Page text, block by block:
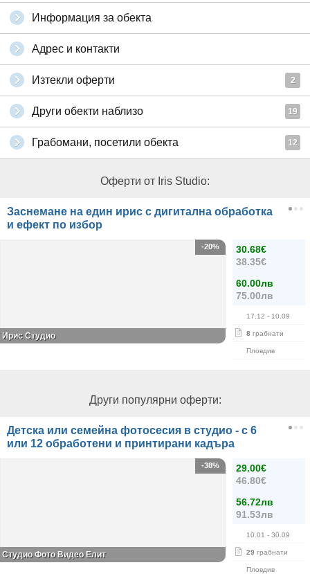
Информация за обекта
Адрес и контакти
Изтекли оферти 2
Други обекти наблизо 19
Грабомани, посетили обекта 12
Оферти от Iris Studio:
Заснемане на един ирис с дигитална обработка
и ефект по избор
30.68€
38.35€
60.00лв
75.00лв
17.12 - 10.09
8 грабнати
Пловдив
-20%
Ирис Студио
Други популярни оферти:
Детска или семейна фотосесия в студио - с 6
или 12 обработени и принтирани кадъра
29.00€
46.80€
56.72лв
91.53лв
10.01 - 30.09
29 грабнати
Пловдив
-38%
Студио Фото Видео Елит